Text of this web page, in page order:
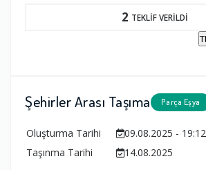
2 TEKLİF VERİLDİ
Şehirler Arası Taşıma Parça Eşya
Oluşturma Tarihi
09.08.2025 -
Taşınma Tarihi
14.08.2025